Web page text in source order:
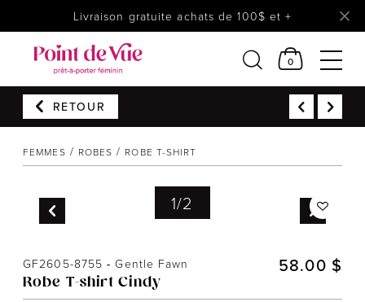
Livraison gratuite achats de 100$ et +
0
Lingerie
Accessoires
Chaussures
Prêt à reporter
RETOUR
FEMMES ROBES ROBE T-SHIRT
1/2
GF2605-8755- Gentle Fawn
Robe T-shirt Cindy
58.00 $